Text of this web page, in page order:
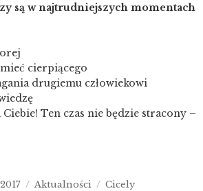
są w najtrudniejszych momentach
cierpiącego
drugiemu człowiekowi
Ten czas nie będzie stracony –
Aktualności
Cicely